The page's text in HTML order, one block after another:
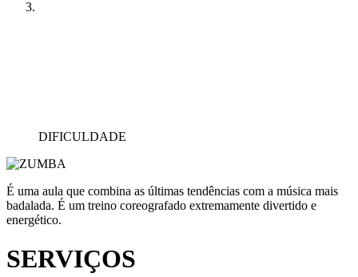
DIFICULDADE
É uma aula que combina as últimas tendências com a música mais
badalada. É um treino coreografado extremamente divertido e
energético.
SERVIÇOS